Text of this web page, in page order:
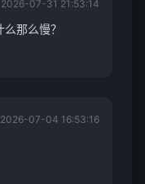
2026-07-31 21:53:14
那么慢？
2026-07-04 16:53:16